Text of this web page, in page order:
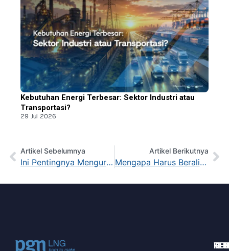
Kebutuhan Energi Terbesar: Sektor Industri atau
Transportasi?
29 Jul 2026
Artikel Sebelumnya
Ini Pentingnya Mengurangi Emisi Karbon untuk Masa Depan Bumi
Artikel Berikutnya
Mengapa Harus Beralih ke Energi Hijau? Ini Dampaknya Bagi Masa Depan Bumi